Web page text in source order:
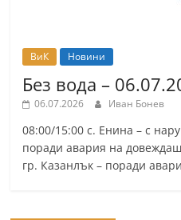
ВиК Новини
Без вода –
06.07.2026 Иван Бонев
08:00/15:00 с. Енина – с
поради авария на
гр. Казанлък – поради